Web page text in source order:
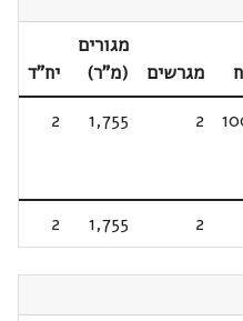
מגרשים
מגורים
(מ"ר)
יח"ד
2
1,755
2
2
1,755
2